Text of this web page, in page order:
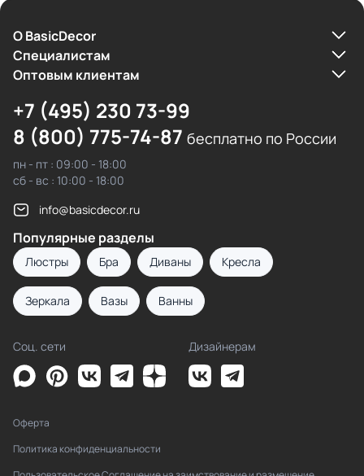
О BasicDecor
Cпециалистам
Оптовым клиентам
+7 (495) 230 73-99
8 (800) 775-74-87 бесплатно по России
пн - пт : 09:00 - 18:00
сб - вс : 10:00 - 18:00
info@basicdecor.ru
Популярные разделы
Люстры Бра Диваны Кресла
Зеркала Вазы Ванны
Соц. сети Дизайнерам
Оферта
Политика конфиденциальности